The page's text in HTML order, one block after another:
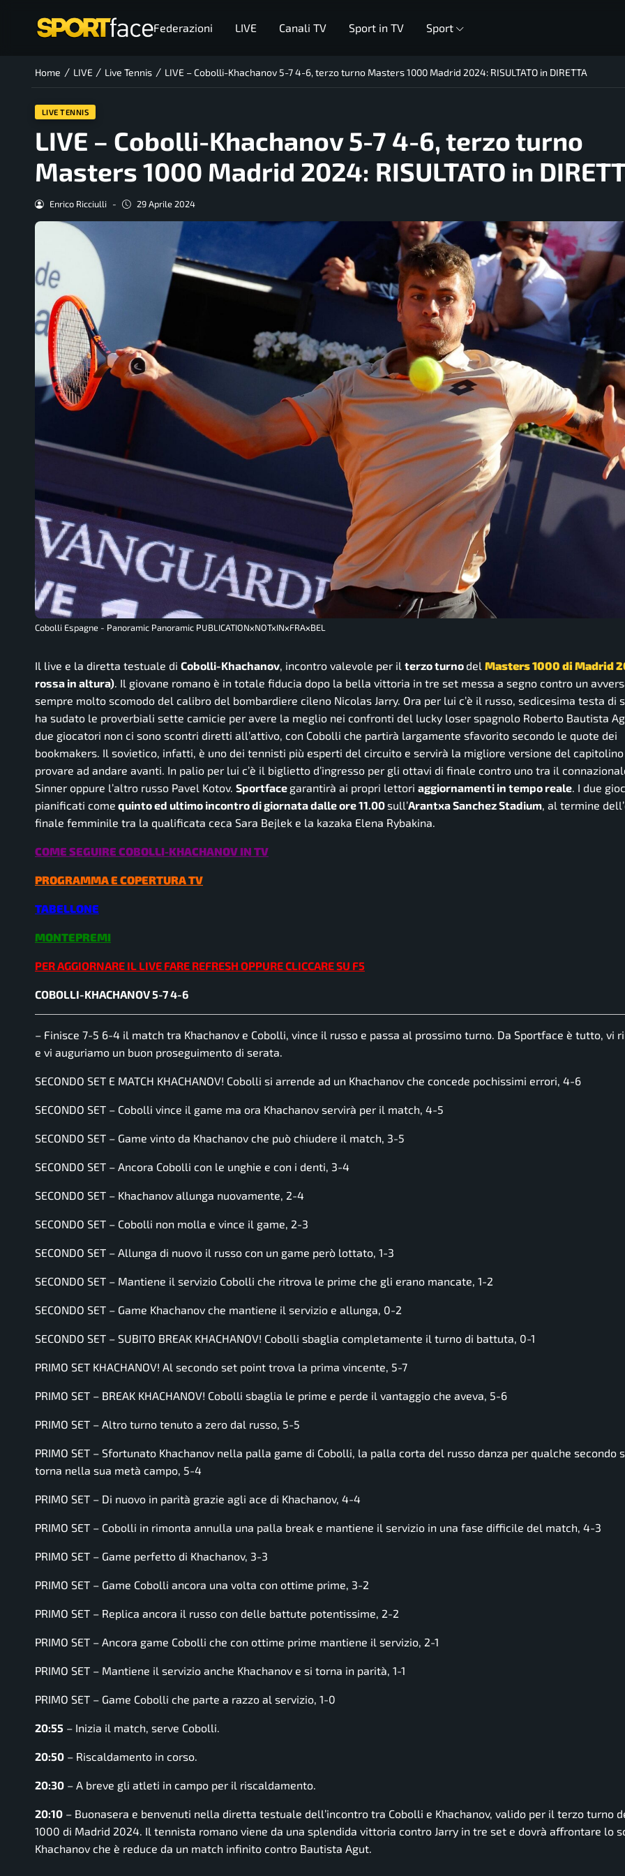
Federazioni LIVE Canali TV Sport in TV Sport
Home / LIVE / Live Tennis / LIVE – Cobolli-Khachanov 5-7 4-6, terzo turno Masters 1000 Madrid 2024: RISULTATO in DIRETTA
LIVE TENNIS
LIVE – Cobolli-Khachanov 5-7 4-6, terzo turno
Masters 1000 Madrid 2024: RISULTATO in
Enrico Ricciulli - 29 Aprile 2024
Cobolli Espagne - Panoramic Panoramic PUBLICATIONxNOTxINxFRAxBEL
Il live e la diretta testuale di Cobolli-Khachanov , incontro valevole per il terzo turno del Masters 1000 di Madrid
rossa in altura) . Il giovane romano è in totale fiducia dopo la bella vittoria in tre set messa a segno contro un
sempre molto scomodo del calibro del bombardiere cileno Nicolas Jarry. Ora per lui c’è il russo, sedicesima testa di
ha sudato le proverbiali sette camicie per avere la meglio nei confronti del lucky loser spagnolo Roberto Bautista
due giocatori non ci sono scontri diretti all’attivo, con Cobolli che partirà largamente sfavorito secondo le quote dei
bookmakers. Il sovietico, infatti, è uno dei tennisti più esperti del circuito e servirà la migliore versione del
provare ad andare avanti. In palio per lui c’è il biglietto d’ingresso per gli ottavi di finale contro uno tra il
Sinner oppure l’altro russo Pavel Kotov. Sportface garantirà ai propri lettori aggiornamenti in tempo reale . I due
pianificati come quinto ed ultimo incontro di giornata dalle ore 11.00sull’Arantxa Sanchez Stadium , al termine
finale femminile tra la qualificata ceca Sara Bejlek e la kazaka Elena Rybakina.
COME SEGUIRE COBOLLI-KHACHANOV IN TV
PROGRAMMA E COPERTURA TV
TABELLONE
MONTEPREMI
PER AGGIORNARE IL LIVE FARE REFRESH OPPURE CLICCARE SU F5
COBOLLI-KHACHANOV 5-7 4-6
– Finisce 7-5 6-4 il match tra Khachanov e Cobolli, vince il russo e passa al prossimo turno. Da Sportface è tutto, vi
e vi auguriamo un buon proseguimento di serata.
SECONDO SET E MATCH KHACHANOV! Cobolli si arrende ad un Khachanov che concede pochissimi errori, 4-6
SECONDO SET – Cobolli vince il game ma ora Khachanov servirà per il match, 4-5
SECONDO SET – Game vinto da Khachanov che può chiudere il match, 3-5
SECONDO SET – Ancora Cobolli con le unghie e con i denti, 3-4
SECONDO SET – Khachanov allunga nuovamente, 2-4
SECONDO SET – Cobolli non molla e vince il game, 2-3
SECONDO SET – Allunga di nuovo il russo con un game però lottato, 1-3
SECONDO SET – Mantiene il servizio Cobolli che ritrova le prime che gli erano mancate, 1-2
SECONDO SET – Game Khachanov che mantiene il servizio e allunga, 0-2
SECONDO SET – SUBITO BREAK KHACHANOV! Cobolli sbaglia completamente il turno di battuta, 0-1
PRIMO SET KHACHANOV! Al secondo set point trova la prima vincente, 5-7
PRIMO SET – BREAK KHACHANOV! Cobolli sbaglia le prime e perde il vantaggio che aveva, 5-6
PRIMO SET – Altro turno tenuto a zero dal russo, 5-5
PRIMO SET – Sfortunato Khachanov nella palla game di Cobolli, la palla corta del russo danza per qualche secondo
torna nella sua metà campo, 5-4
PRIMO SET – Di nuovo in parità grazie agli ace di Khachanov, 4-4
PRIMO SET – Cobolli in rimonta annulla una palla break e mantiene il servizio in una fase difficile del match, 4-3
PRIMO SET – Game perfetto di Khachanov, 3-3
PRIMO SET – Game Cobolli ancora una volta con ottime prime, 3-2
PRIMO SET – Replica ancora il russo con delle battute potentissime, 2-2
PRIMO SET – Ancora game Cobolli che con ottime prime mantiene il servizio, 2-1
PRIMO SET – Mantiene il servizio anche Khachanov e si torna in parità, 1-1
PRIMO SET – Game Cobolli che parte a razzo al servizio, 1-0
20:55 – Inizia il match, serve Cobolli.
20:50 – Riscaldamento in corso.
20:30 – A breve gli atleti in campo per il riscaldamento.
20:10 – Buonasera e benvenuti nella diretta testuale dell’incontro tra Cobolli e Khachanov, valido per il terzo turno
1000 di Madrid 2024. Il tennista romano viene da una splendida vittoria contro Jarry in tre set e dovrà affrontare lo
Khachanov che è reduce da un match infinito contro Bautista Agut.